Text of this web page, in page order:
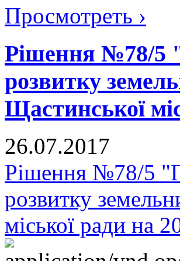
Просмотреть ›
Рішення №78/5
розвитку
Щастинської
26.07.2017
Рішення №78/5
розвитку
міської ради на